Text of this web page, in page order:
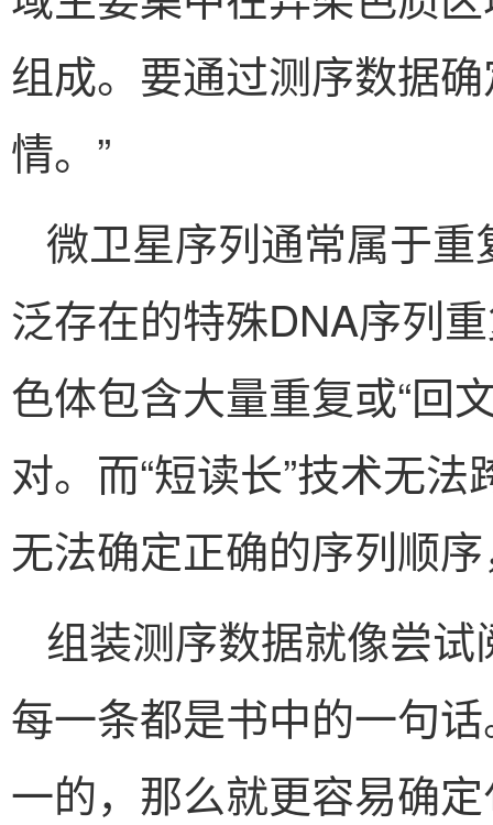
组成。要通过测序数据
情。”
微卫星序列通常属于
泛存在的特殊DNA序列
色体包含大量重复或“回
对。而“短读长”技术无
无法确定正确的序列顺
组装测序数据就像尝
每一条都是书中的一句
一的，那么就更容易确